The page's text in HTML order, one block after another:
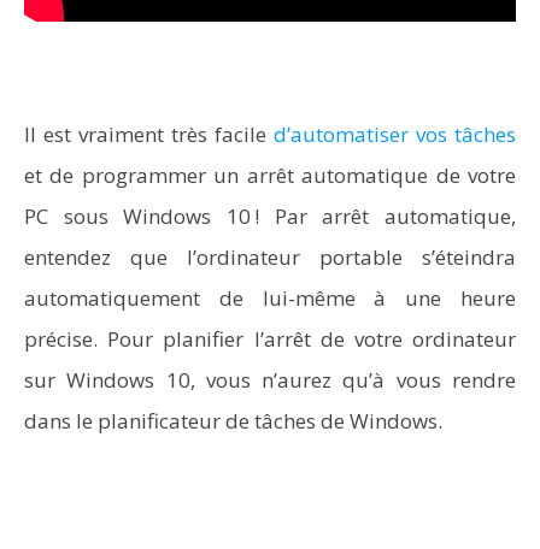
Il est vraiment très facile d’automatiser vos tâches
et de programmer un arrêt automatique de votre
PC sous Windows 10 ! Par arrêt automatique,
entendez que l’ordinateur portable s’éteindra
automatiquement de lui-même à une heure
précise. Pour planifier l’arrêt de votre ordinateur
sur Windows 10, vous n’aurez qu’à vous rendre
dans le planificateur de tâches de Windows.